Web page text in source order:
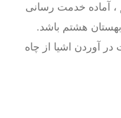
، آماده خدمت رسانی
هشتم باشد.
آوردن اشیا از چاه